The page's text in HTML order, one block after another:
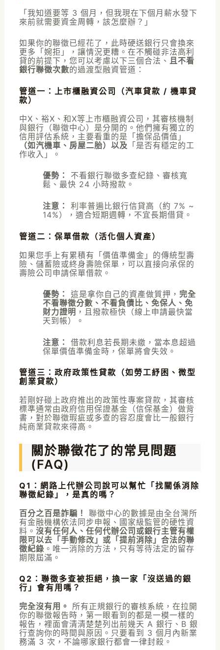
「我知道要等 3 個月，但我現在下個月薪水發下
來前就需要資金周轉，該怎麼辦？」
如果你的聯徵已經花了，此時硬送銀行只會換來
更多「婉拒」，讓情況更糟。在不觸碰非法高利
貸的前提下，您可以考慮以下三個合法、 且不看
銀行聯徵次數的過渡型融資管道：
管道一：上市櫃融資公司（汽車貸款 / 機車貸
款）
中X、裕X、和X等上市櫃融資公司，其審核機制
與銀行（聯徵中心）是分開的。他們擁有獨立的
信用評估系統，主要看重的是「擔保品價值」
（如汽機車、房屋二胎）以及 「是否有穩定的工
作收入」。
優勢：
不看銀行聯徵多查紀錄、審核寬
鬆、最快 24 小時撥款。
注意：
利率普遍比銀行信貸高（約 7% ~
14%），適合短期週轉，不宜長期借貸。
管道二：保單借款（活化個人資產）
如果您手上有累積有「價值準備金」的傳統型壽
險、儲蓄險或終身壽險保單，可以直接向承保的
壽險公司申請保單借款。
優勢： 這是拿你自己的資產做質押， 完全
不看聯徵分數、不看負債比、免保人、免
財力證明 ，且撥款極快（線上申請最快當
天到帳）。
注意：
借款利息若長期未繳，當本息超過
保單價值準備金時，保單將會失效。
管道三：政府政策性貸款（如勞工紓困、微型
創業貸款）
若剛好碰上政府推出的政策性專案貸款，其審核
標準通常由政府信用保證基金（信保基金）做背
書，對於聯徵瑕疵或多查的容忍度會比一般銀行
純商業貸款來得高。
關於聯徵花了的常見問題
(FAQ)
Q1：網路上代辦公司說可以幫忙「找關係消除
聯徵紀錄」，是真的嗎？
百分之百是詐騙！
聯徵中心的數據是由全台灣所
有金融機構依法同步申報、國家級監管的硬性資
料。 沒有任何人、任何代辦公司或銀行主管有權
限可以去「手動修改」或「提前消除」合法的聯
徵紀錄 。唯一消除的方法，只有等待法定的留存
期限屆滿。
Q2：聯徵多查被拒絕，換一家「沒送過的銀
行」會有用嗎？
完全沒有用。
所有正規銀行的審核系統，在拉開
你的聯徵報告時，第一眼看到的都是一模一樣的
報告，裡面會清清楚楚列出前幾天 A 銀行、B 銀
行查詢你的時間與原因。只要看到 3 個月內新業
務滿 3 次，不論哪家銀行都會一律封殺。